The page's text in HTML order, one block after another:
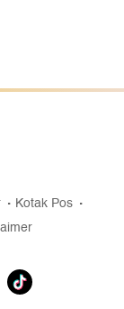
Kotak Pos